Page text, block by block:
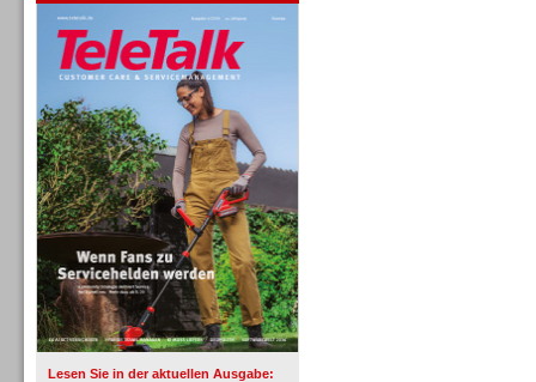
Lesen Sie in der aktuellen Ausgabe:
TK- und ACD-Systeme